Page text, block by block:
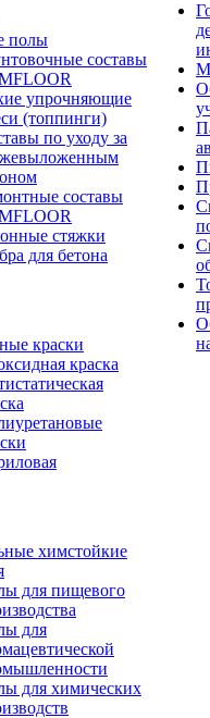
полы
составы
упрочняющие
(топпинги)
по уходу за
составы
стяжки
для бетона
краски
краска
химстойкие
для пищевого
для
для химических